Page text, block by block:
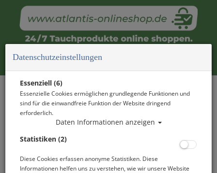
DEIN WEG ZUR TAUCHBASIS
RUHLESEE
DIREKT AUF DEM WAKE & CAMP RUHLSDORF GELÄNDE
- Autobahn A11 Richtung Prenzlau
Datenschutzeinstellungen
Essenziell (6)
Essenzielle Cookies ermöglichen grundlegende Funktionen und
sind für die einwandfreie Funktion der Website dringend
erforderlich.
Daten Informationen anzeigen
Statistiken (2)
Diese Cookies erfassen anonyme Statistiken. Diese
Informationen helfen uns zu verstehen, wie wir unsere Website